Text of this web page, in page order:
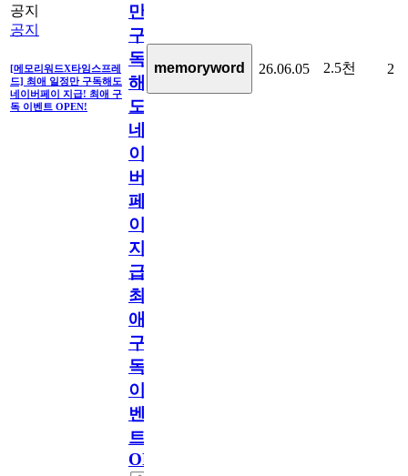
공지
공지
[메모리워드X타임스프레
드] 최애 일정만 구독해도
네이버페이 지급! 최애 구
독 이벤트 OPEN!
만
구
독
해
도
네
이
버
페
이
지
급!
최
애
구
독
이
벤
트
OPEN!
memoryword 26.06.05 2.5천 2